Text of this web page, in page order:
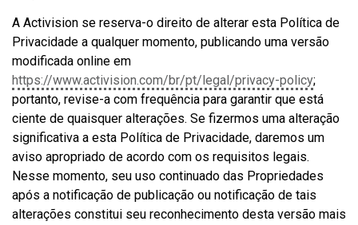
A Activision se reserva-o direito de alterar esta Política de
Privacidade a qualquer momento, publicando uma versão
modificada online em
https://www.activision.com/br/pt/legal/privacy-policy;
portanto, revise-a com frequência para garantir que está
ciente de quaisquer alterações. Se fizermos uma alteração
significativa a esta Política de Privacidade, daremos um
aviso apropriado de acordo com os requisitos legais.
Nesse momento, seu uso continuado das Propriedades
após a notificação de publicação ou notificação de tais
alterações constitui seu reconhecimento desta versão mais